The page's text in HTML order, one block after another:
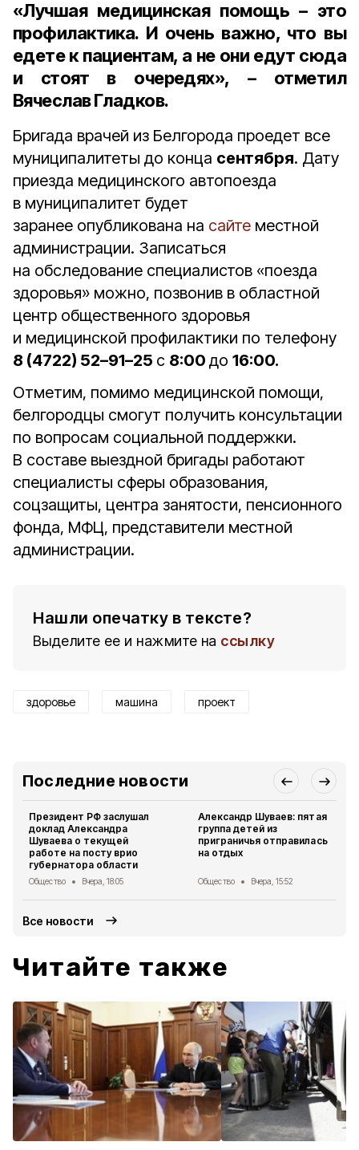
«Лучшая медицинская помощь – это
профилактика. И очень важно, что вы
едете к пациентам, а не они едут сюда
и стоят в очередях», – отметил
Вячеслав Гладков.
Бригада врачей из Белгорода проедет все
муниципалитеты до конца сентября. Дату
приезда медицинского автопоезда
в муниципалитет будет
заранее опубликована на сайте местной
администрации. Записаться
на обследование специалистов «поезда
здоровья» можно, позвонив в областной
центр общественного здоровья
и медицинской профилактики по телефону
8 (4722) 52–91–25 с 8:00 до 16:00.
Отметим, помимо медицинской помощи,
белгородцы смогут получить консультации
по вопросам социальной поддержки.
В составе выездной бригады работают
специалисты сферы образования,
соцзащиты, центра занятости, пенсионного
фонда, МФЦ, представители местной
администрации.
Нашли опечатку в тексте?
Выделите ее и нажмите на ссылку
здоровье машина проект
Последние новости
Президент РФ заслушал
доклад Александра
Шуваева о текущей
работе на посту врио
губернатора области
Общество Вчера, 18:05
Александр Шуваев: пятая
группа детей из
приграничья отправилась
на отдых
Общество Вчера, 15:52
Все новости
Читайте также